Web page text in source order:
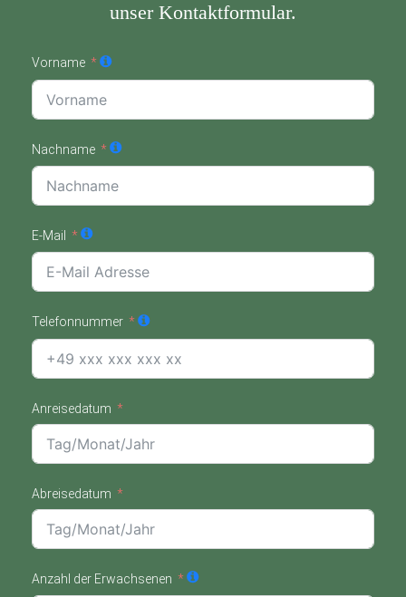
unser Kontaktformular.
Vorname
Nachname
E-Mail
Telefonnummer
Anreisedatum
Abreisedatum
Anzahl der Erwachsenen